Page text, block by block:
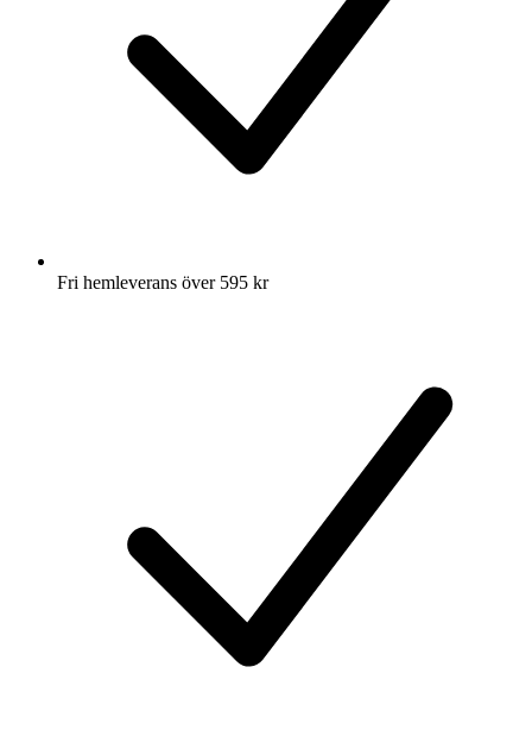
Fri hemleverans över 595 kr